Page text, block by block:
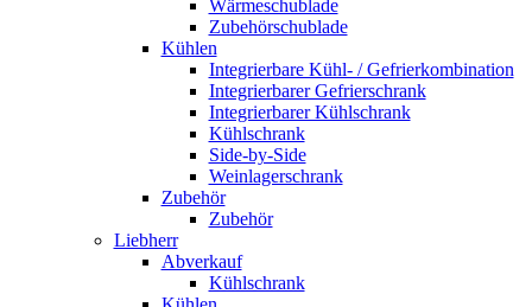
Wärmeschublade
Zubehörschublade
Kühlen
Integrierbare Kühl- / Gefrierkombination
Integrierbarer Gefrierschrank
Integrierbarer Kühlschrank
Kühlschrank
Side-by-Side
Weinlagerschrank
Zubehör
Zubehör
Liebherr
Abverkauf
Kühlschrank